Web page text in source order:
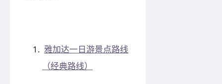
雅加达一日游景点路线
（经典路线）